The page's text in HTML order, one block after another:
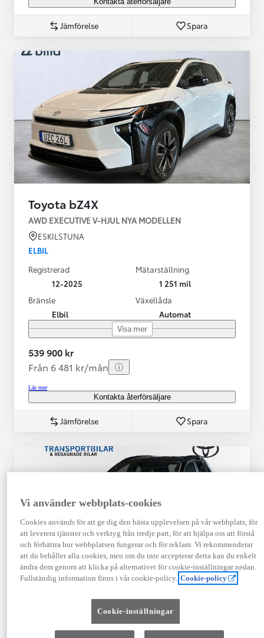
Jämförelse Spara
Toyota bZ4X
AWD EXECUTIVE V-HJUL NYA MODELLEN
ESKILSTUNA
ELBIL
Registrerad
12-2025
Mätarställning
1 251 mil
Bränsle
Elbil
Växellåda
Automat
Visa mer
539 900 kr
Från 6 481 kr/mån
Läs mer
Kontakta återförsäljare
Jämförelse Spara
Toyota RAV4 Laddhybrid
STYLE (306hk) Drag/V-hjul/LED-ramp
KRYLBO
Vi använder webbplats-cookies
Cookies används för att ge dig den bästa upplevelsen på vår webbplats, för
att leverera tjänster och verktyg från tredje part, för att hjälpa oss att förstå
och förbättra hur webbplatsen fungerar och för reklam. Vi rekommenderar
att du behåller alla cookies, men om du inte accepterar detta kan du enkelt
ändra dem genom att klicka på alternativet för cookie-inställningar nedan.
Fullständig information finns i vår cookie-policy. Cookie-policy
Cookie-inställningar